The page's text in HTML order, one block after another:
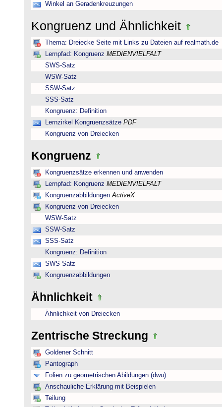
Winkel an Geradenkreuzungen
Kongruenz und Ähnlichkeit
Thema: Dreiecke Seite mit Links zu Dateien auf realmath.de
Lernpfad: Kongruenz MEDIENVIELFALT
SWS-Satz
WSW-Satz
SSW-Satz
SSS-Satz
Kongruenz: Definition
Lernzirkel Kongruenzsätze PDF
Kongruenz von Dreiecken
Kongruenz
Kongruenzsätze erkennen und anwenden
Lernpfad: Kongruenz MEDIENVIELFALT
Kongruenzabbildungen ActiveX
Kongruenz von Dreiecken
WSW-Satz
SSW-Satz
SSS-Satz
Kongruenz: Definition
SWS-Satz
Kongruenzabbildungen
Ähnlichkeit
Ähnlichkeit von Dreiecken
Zentrische Streckung
Goldener Schnitt
Pantograph
Folien zu geometrischen Abildungen (dwu)
Anschauliche Erklärung mit Beispielen
Teilung